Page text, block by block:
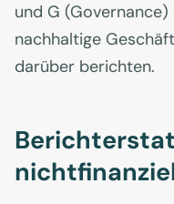
und G
nachhaltige
darüber berichten.